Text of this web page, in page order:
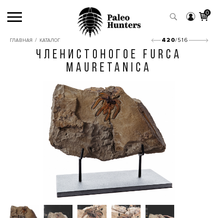
0
ГЛАВНАЯ / КАТАЛОГ 420/516
ЧЛЕНИСТОНОГОЕ FURCA
MAURETANICA